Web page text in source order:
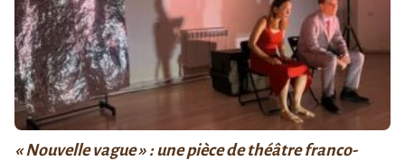
« Nouvelle vague » : une pièce de théâtre franco-